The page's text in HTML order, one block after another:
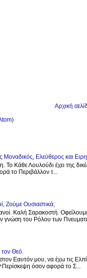
Αρχική
Ελεύθερος και
Το Κάθε Λουλούδι έχει της
το Περιβάλλον τ...
Ζούμε Ουσιαστικά;
Καλή Σαρακοστή.
γνώση του Ρόλου των
τον Θεό.
Εαυτόν μου, να έχω τις
όσον αφορά το Σ...